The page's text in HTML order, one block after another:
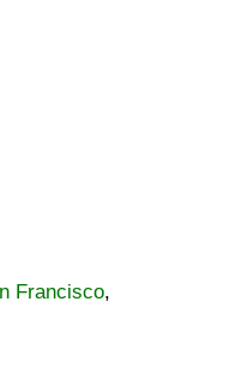
Francisco,